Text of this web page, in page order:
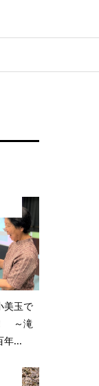
美玉で
～滝
年...